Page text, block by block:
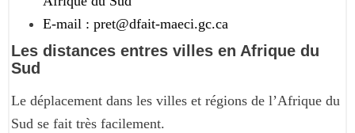
E-mail : pret@dfait-maeci.gc.ca
Les distances entres villes en Afrique du
Sud
Le déplacement dans les villes et régions de l’Afrique du
Sud se fait très facilement.